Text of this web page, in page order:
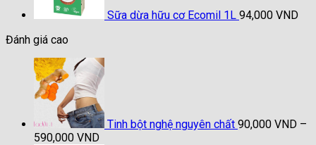
660,000 VND
Sữa dừa hữu cơ Ecomil 1L 94,000 VND
Đánh giá cao
Tinh bột nghệ nguyên chất 90,000 VND –
590,000 VNDKhoảng